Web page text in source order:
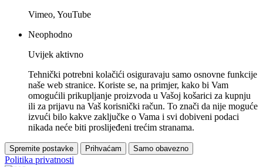
Vimeo, YouTube
Neophodno
Uvijek aktivno
Tehnički potrebni kolačići osiguravaju samo osnovne funkcije
naše web stranice. Koriste se, na primjer, kako bi Vam
omogućili prikupljanje proizvoda u Vašoj košarici za kupnju
ili za prijavu na Vaš korisnički račun. To znači da nije moguće
izvući bilo kakve zaključke o Vama i svi dobiveni podaci
nikada neće biti proslijeđeni trećim stranama.
Spremite postavke Prihvaćam Samo obavezno
Politika privatnosti